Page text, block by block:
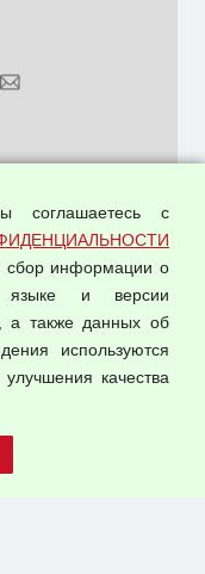
данных
соглашаетесь с
сбор информации о
языке и версии
а также данных об
используются
качества